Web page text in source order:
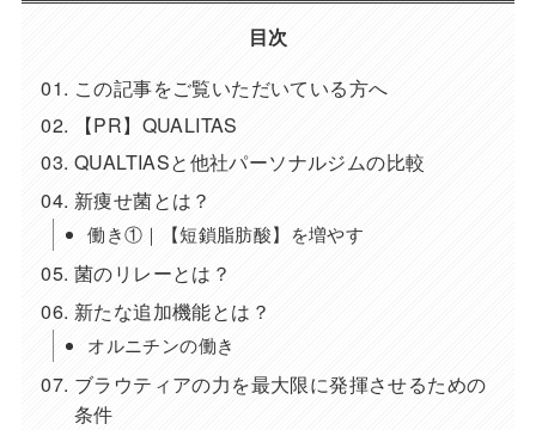
目次
この記事をご覧いただいている方へ
【PR】QUALITAS
QUALTIASと他社パーソナルジムの比較
新痩せ菌とは？
働き①｜【短鎖脂肪酸】を増やす
菌のリレーとは？
新たな追加機能とは？
オルニチンの働き
ブラウティアの力を最大限に発揮させるための
条件